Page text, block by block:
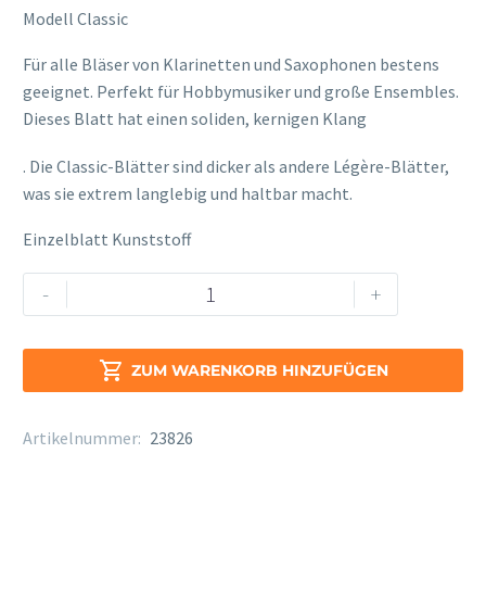
Modell Classic
Für alle Bläser von Klarinetten und Saxophonen bestens
geeignet. Perfekt für Hobbymusiker und große Ensembles.
Dieses Blatt hat einen soliden, kernigen Klang
osteopathe-nyon-cabinet-monney
. Die Classic-Blätter sind dicker als andere Légère-Blätter,
was sie extrem langlebig und haltbar macht.
Einzelblatt Kunststoff
-
Legere
Classic
Stärke
Menge
+
 ZUM WARENKORB HINZUFÜGEN
Alternative:
Artikelnummer: 23826